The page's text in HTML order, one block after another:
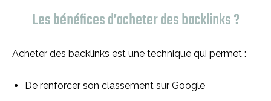
Les bénéfices d’acheter des backlinks ?
Acheter des backlinks est une technique qui permet :
De renforcer son classement sur Google